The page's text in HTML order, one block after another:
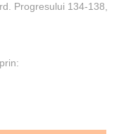
Progresului 134-138,